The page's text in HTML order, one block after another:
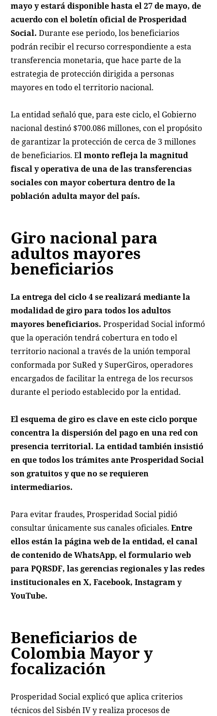
mayo y estará disponible hasta el 27 de mayo, de
acuerdo con el boletín oficial de Prosperidad
Social.Durante ese periodo, los beneficiarios
podrán recibir el recurso correspondiente a esta
transferencia monetaria, que hace parte de la
estrategia de protección dirigida a personas
mayores en todo el territorio nacional.
La entidad señaló que, para este ciclo, el Gobierno
nacional destinó $700.086 millones, con el propósito
de garantizar la protección de cerca de 3 millones
de beneficiarios. El monto refleja la magnitud
fiscal y operativa de una de las transferencias
sociales con mayor cobertura dentro de la
población adulta mayor del país.
Giro nacional para
adultos mayores
beneficiarios
La entrega del ciclo 4 se realizará mediante la
modalidad de giro para todos los adultos
mayores beneficiarios. Prosperidad Social informó
que la operación tendrá cobertura en todo el
territorio nacional a través de la unión temporal
conformada por SuRed y SuperGiros, operadores
encargados de facilitar la entrega de los recursos
durante el periodo establecido por la entidad.
El esquema de giro es clave en este ciclo porque
concentra la dispersión del pago en una red con
presencia territorial. La entidad también insistió
en que todos los trámites ante Prosperidad Social
son gratuitos y que no se requieren
intermediarios.
Para evitar fraudes, Prosperidad Social pidió
consultar únicamente sus canales oficiales.Entre
ellos están la página web de la entidad, el canal
de contenido de WhatsApp, el formulario web
para PQRSDF, las gerencias regionales y las redes
institucionales en X, Facebook, Instagram y
YouTube.
Beneficiarios de
Colombia Mayor y
focalización
Prosperidad Social explicó que aplica criterios
técnicos del Sisbén IV y realiza procesos de